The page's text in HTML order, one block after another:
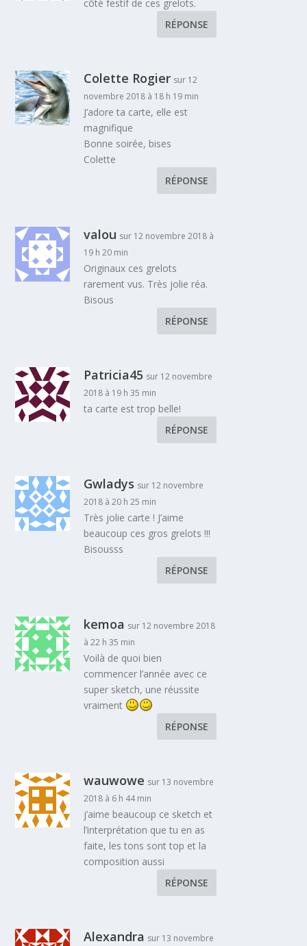
côté festif de ces grelots.
RÉPONSE
Colette Rogier sur 12
novembre 2018 à 18 h 19 min
J’adore ta carte, elle est
magnifique
Bonne soirée, bises
Colette
RÉPONSE
valou sur 12 novembre 2018 à
19 h 20 min
Originaux ces grelots
rarement vus. Très jolie réa.
Bisous
RÉPONSE
Patricia45 sur 12 novembre
2018 à 19 h 35 min
ta carte est trop belle!
RÉPONSE
Gwladys sur 12 novembre
2018 à 20 h 25 min
Très jolie carte ! J’aime
beaucoup ces gros grelots !!!
Bisousss
RÉPONSE
kemoa sur 12 novembre 2018
à 22 h 35 min
Voilà de quoi bien
commencer l’année avec ce
super sketch, une réussite
vraiment
RÉPONSE
wauwowe sur 13 novembre
2018 à 6 h 44 min
j’aime beaucoup ce sketch et
l’interprétation que tu en as
faite, les tons sont top et la
composition aussi
RÉPONSE
Alexandra sur 13 novembre